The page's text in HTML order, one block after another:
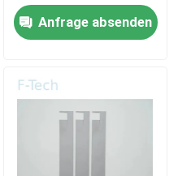
der EV-Batterie
Anfrage absenden